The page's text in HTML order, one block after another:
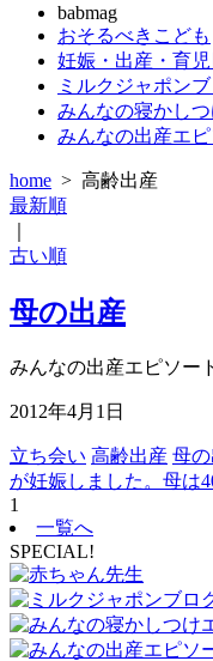
babmag
おそるべきこども
妊娠・出産・育
ミルクジャポン
みんなの寝かし
みんなの出産エ
home > 高齢出産
最新順
古い順
母の出産
みんなの出産エピソー
2012年4月1日
立ち会い 高齢出産 母
が妊娠しました。母は
1
一覧へ
SPECIAL!